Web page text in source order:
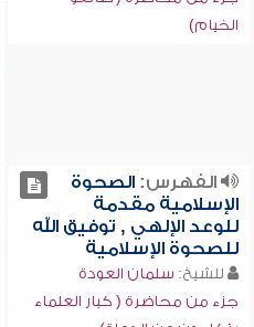
الخيام)
الفهرس:الصحوة
الإسلامية مقدمة
للوعد الإلهي , توفيق الله
للصحوة الإسلامية
للشيخ: سلمان العودة
جزء من محاضرة ( كبار العلماء